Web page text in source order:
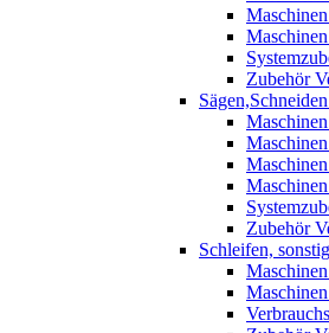
Zubehör
Zubehör
Schleifen,